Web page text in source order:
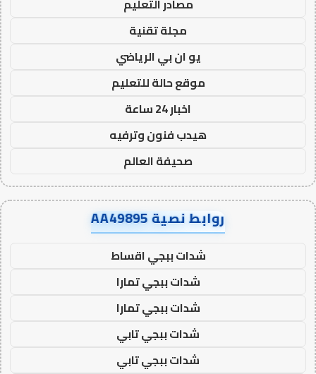
مصادر التعليم
مجلة تقنية
يو ان بي الرياضي
موقع حالة للتعليم
اخبار 24 ساعة
هيدب فنون وترفيه
صحيفة العالم
روابط نصية AA49895
شدات ببجي اقساط
شدات ببجي تمارا
شدات ببجي تمارا
شدات ببجي تابي
شدات ببجي تابي